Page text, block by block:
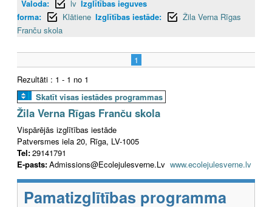
Valoda:
lv Izglītības ieguves
forma:
Klātiene Izglītības iestāde:
Žila Verna Rīgas
Franču skola
1
Rezultāti : 1 - 1 no 1
Skatīt visas iestādes programmas
Žila Verna Rīgas Franču skola
Vispārējās izglītības iestāde
Patversmes iela 20, Rīga, LV-1005
Tel:29141791
E-pasts:Admissions@Ecolejulesverne.Lv www.ecolejulesverne.lv
Pamatizglītības programma